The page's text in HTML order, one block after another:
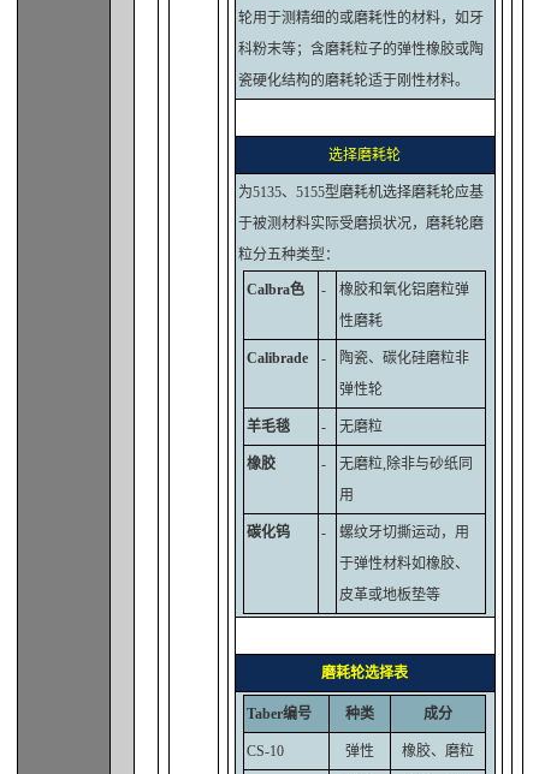
轮用于测精细的或磨耗性的材料，如牙
科粉末等；含磨耗粒子的弹性橡胶或陶
瓷硬化结构的磨耗轮适于刚性材料。
选择磨耗轮
为5135、5155型磨耗机选择磨耗轮应基
于被测材料实际受磨损状况，磨耗轮磨
粒分五种类型：
Calbra色 -
橡胶和氧化铝磨粒弹
性磨耗
Calibrade -
陶瓷、碳化硅磨粒非
弹性轮
羊毛毯 - 无磨粒
橡胶 -
无磨粒,除非与砂纸同
用
碳化钨 -
螺纹牙切撕运动，用
于弹性材料如橡胶、
皮革或地板垫等
磨耗轮选择表
Taber编号 种类 成分
CS-10 弹性 橡胶、磨粒